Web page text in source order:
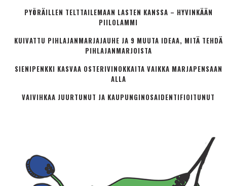
PYÖRÄILLEN TELTTAILEMAAN LASTEN KANSSA – HYVINKÄÄN
PIILOLAMMI
KUIVATTU PIHLAJANMARJAJAUHE JA 9 MUUTA IDEAA, MITÄ TEHDÄ
PIHLAJANMARJOISTA
SIENIPENKKI KASVAA OSTERIVINOKKAITA VAIKKA MARJAPENSAAN
ALLA
VAIVIHKAA JUURTUNUT JA KAUPUNGINOSA­IDENTIFIOITUNUT